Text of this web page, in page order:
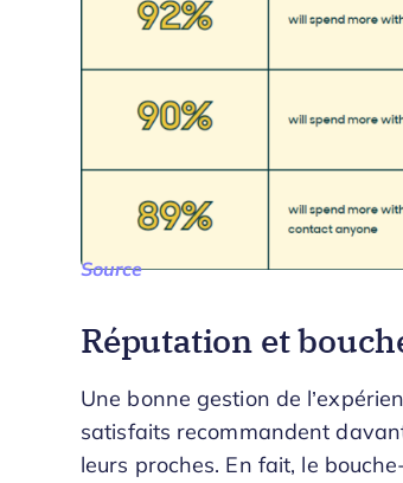
Source
Réputation et
Une bonne gestion de
satisfaits recommandent
leurs proches. En fait, le